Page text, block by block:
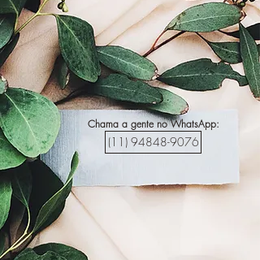
Chama a gente no WhatsApp:
(11) 94848-9076